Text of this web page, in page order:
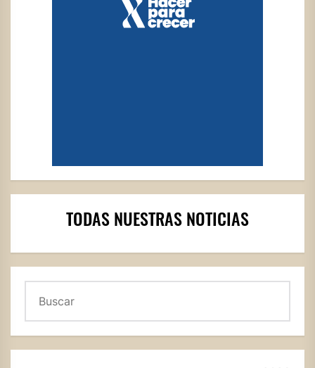
TODAS NUESTRAS NOTICIAS